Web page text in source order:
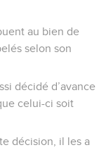
au bien de
selon son
décidé d’avance
celui-ci soit
décision, il les a